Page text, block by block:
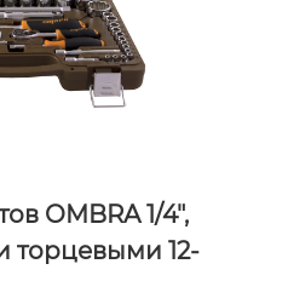
OMBRA 1/4",
торцевыми 12-